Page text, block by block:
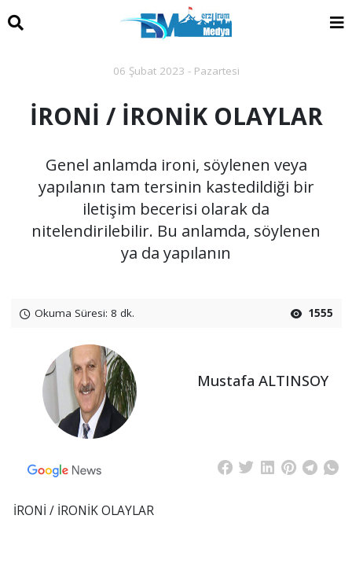
06 Şubat 2023 - Pazartesi
İRONİ / İRONİK OLAYLAR
Genel anlamda ironi, söylenen veya
yapılanın tam tersinin kastedildiği bir
iletişim becerisi olarak da
nitelendirilebilir. Bu anlamda, söylenen
ya da yapılanın
Okuma Süresi: 8 dk. 1555
Mustafa ALTINSOY
İRONİ / İRONİK OLAYLAR